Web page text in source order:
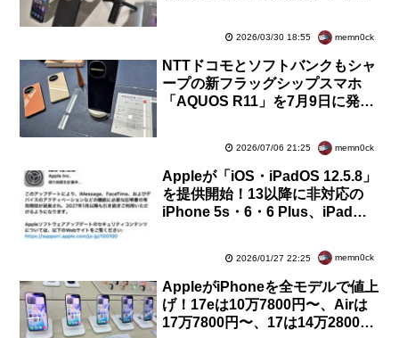
2026/03/30 18:55 memn0ck
NTTドコモとソフトバンクもシャ
ープの新フラッグシップスマホ
「AQUOS R11」を7月9日に発
2026/07/06 21:25 memn0ck
Appleが「iOS・iPadOS 12.5.8」
を提供開始！13以降に非対応の
iPhone 5s・6・6 Plus、iPad
2026/01/27 22:25 memn0ck
AppleがiPhoneを全モデルで値上
げ！17eは10万7800円〜、Airは
17万7800円〜、17は14万2800